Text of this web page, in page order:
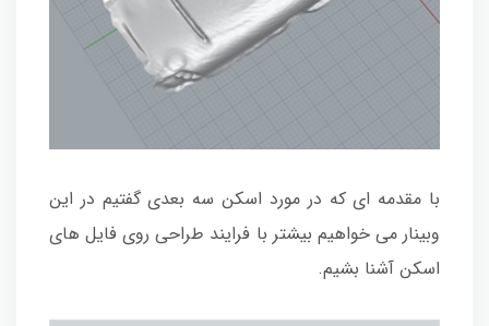
با مقدمه ای که در مورد اسکن سه بعدی گفتیم در این
وبینار می خواهیم بیشتر با فرایند طراحی روی فایل های
اسکن آشنا بشیم.